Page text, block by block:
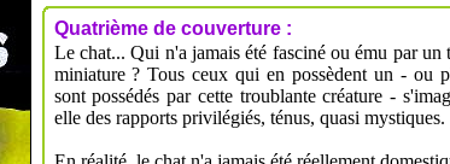
Quatrième de couverture :
Le chat... Qui n'a jamais été fasciné ou ému par un
miniature ? Tous ceux qui en possèdent un - ou
sont possédés par cette troublante créature -
elle des rapports privilégiés, ténus, quasi mystiques.